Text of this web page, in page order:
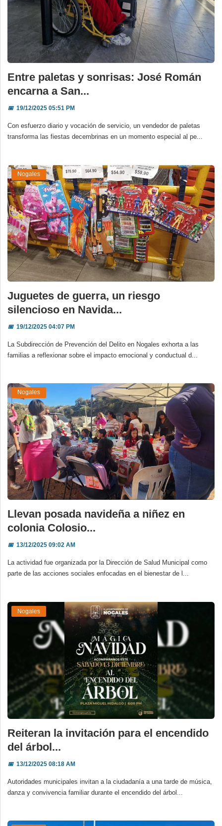
Entre paletas y sonrisas: José Román
encarna a San...
📅19/12/2025 05:51 PM
Con esfuerzo diario y vocación de servicio, un vendedor de paletas
transforma las fiestas decembrinas en un momento especial al pe...
Nogales
Juguetes de guerra, un riesgo
silencioso en Navida...
📅19/12/2025 04:07 PM
La Subdirección de Prevención del Delito en Nogales exhorta a las
familias a reflexionar sobre el impacto emocional y conductual d...
Nogales
Llevan posada navideña a niñez en
colonia Colosio...
📅13/12/2025 09:02 AM
La actividad fue organizada por la Dirección de Salud Municipal como
parte de las acciones sociales enfocadas en el bienestar de l...
Nogales
Reiteran la invitación para el encendido
del árbol...
📅13/12/2025 08:18 AM
Autoridades municipales invitan a la ciudadanía a una tarde de música,
danza y convivencia familiar durante el encendido del árbol...